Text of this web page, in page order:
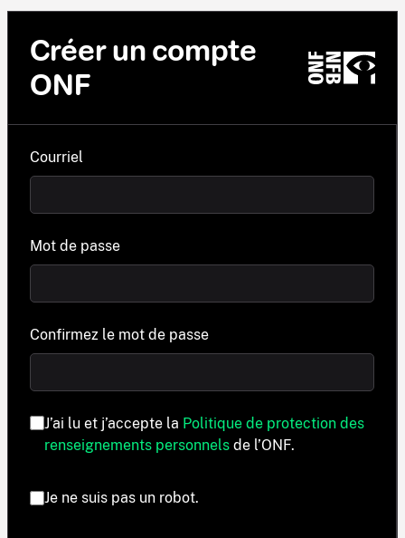
Créer un compte
ONF
Courriel
Mot de passe
Confirmez le mot de passe
J’ai lu et j’accepte la Politique de protection des
renseignements personnels de l’ONF.
Je ne suis pas un robot.